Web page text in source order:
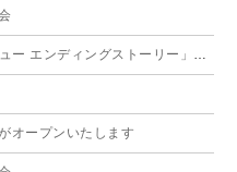
ー」に弊社スタッフが出演いたしました（26年6月）
オープンいたします